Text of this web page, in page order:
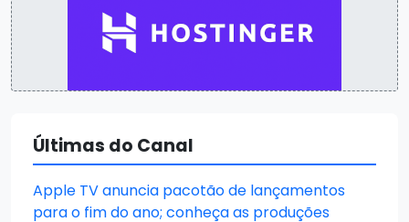
Últimas do Canal
Apple TV anuncia pacotão de lançamentos
para o fim do ano; conheça as produções